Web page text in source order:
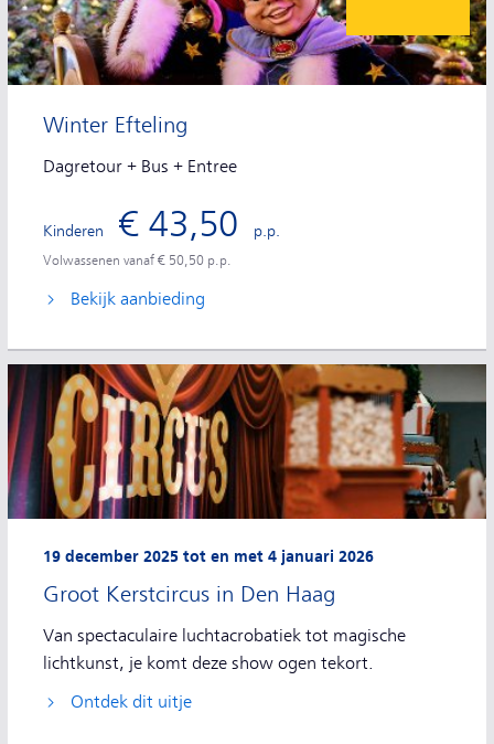
Winter Efteling
Dagretour + Bus + Entree
Kinderen € 43,50 p.p.
Volwassenen vanaf € 50,50 p.p.
Bekijk aanbieding
Groot Kerstcircus in Den Haag
19 december 2025 tot en met 4 januari 2026
Van spectaculaire luchtacrobatiek tot magische
lichtkunst, je komt deze show ogen tekort.
Ontdek dit uitje